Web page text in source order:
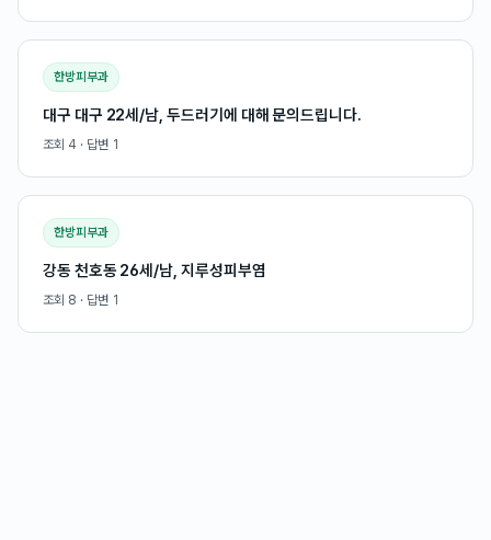
한방피부과
대구 대구 22세/남, 두드러기에 대해 문의드립니다.
조회 4 · 답변 1
한방피부과
강동 천호동 26세/남, 지루성피부염
조회 8 · 답변 1